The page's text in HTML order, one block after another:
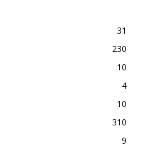
31
230
10
4
10
310
9